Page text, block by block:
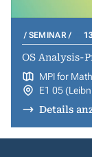
SEMINAR
OS Analysis-
MPI for
E1 05
Details